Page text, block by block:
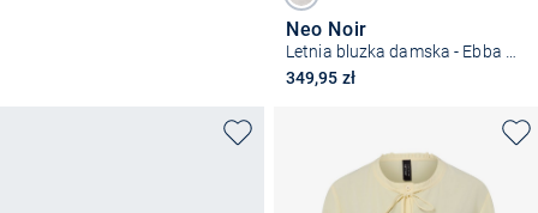
Neo Noir
349,95 zł